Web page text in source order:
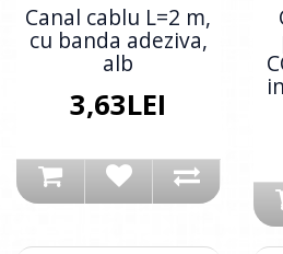
Canal cablu L=2 m,
cu banda adeziva,
alb
3,63LEI